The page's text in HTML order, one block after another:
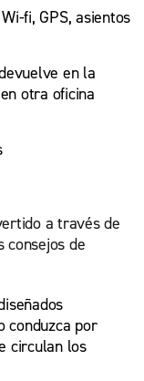
fi, GPS, asientos
en la
otra oficina
a través de
consejos de
conduzca por
circulan los